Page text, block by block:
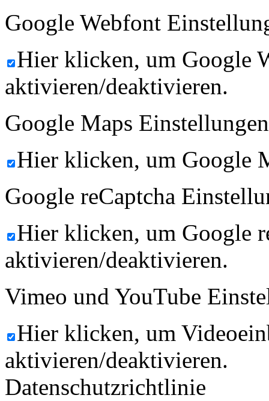
Google Webfont
Hier klicken, um Google
aktivieren/deaktivieren.
Google Maps
Hier klicken, um Google
Google reCaptcha
Hier klicken, um Google
aktivieren/deaktivieren.
Vimeo und YouTube
Hier klicken, um
aktivieren/deaktivieren.
Datenschutzrichtlinie